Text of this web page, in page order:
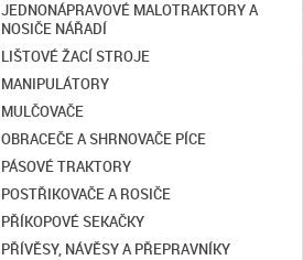
JEDNONÁPRAVOVÉ MALOTRAKTORY A
NOSIČE NÁŘADÍ
LIŠTOVÉ ŽACÍ STROJE
MANIPULÁTORY
MULČOVAČE
OBRACEČE A SHRNOVAČE PÍCE
PÁSOVÉ TRAKTORY
POSTŘIKOVAČE A ROSIČE
PŘÍKOPOVÉ SEKAČKY
PŘÍVĚSY, NÁVĚSY A PŘEPRAVNÍKY